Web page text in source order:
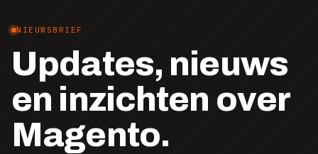
NIEUWSBRIEF
Updates, nieuws
en inzichten over
Magento.